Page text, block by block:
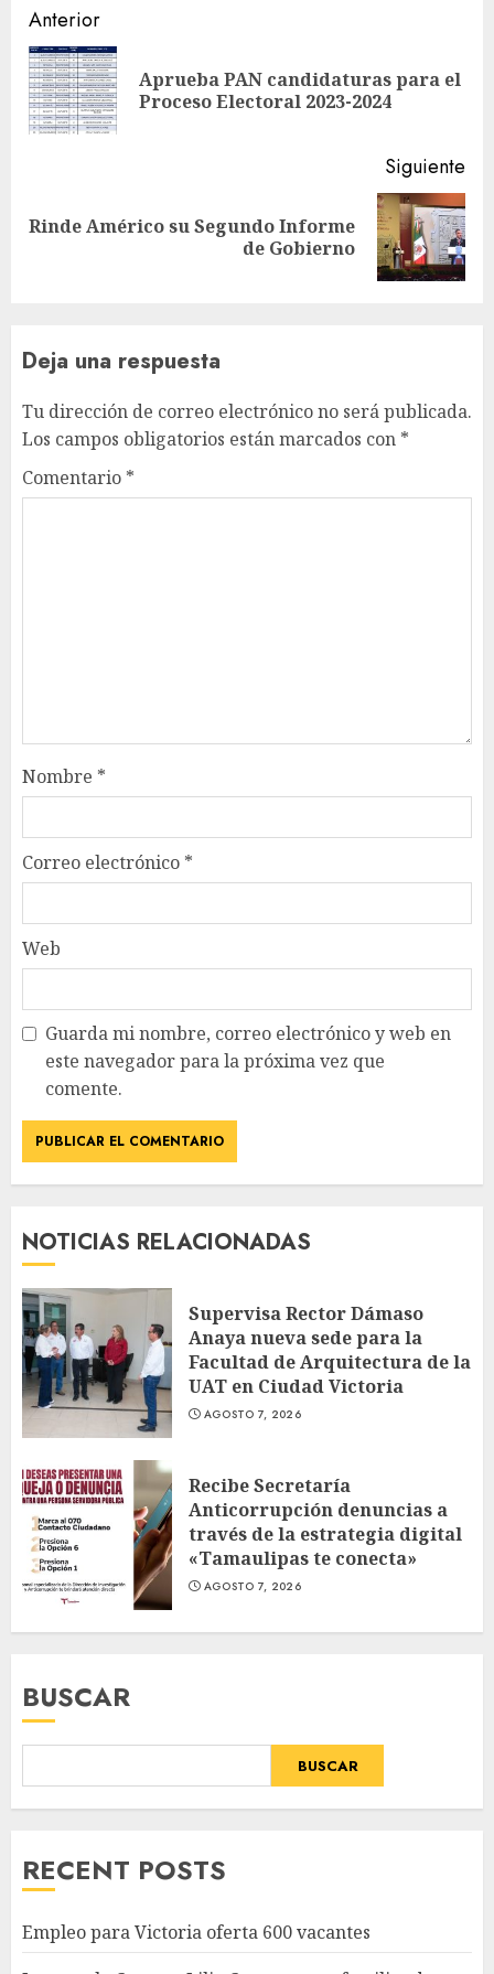
Sigue
leyendo
Anterior
Aprueba PAN candidaturas para el
Proceso Electoral 2023-2024
Siguiente
Siguiente
Rinde Américo su Segundo Informe
de Gobierno
Deja una respuesta
Tu dirección de correo electrónico no será publicada.
Los campos obligatorios están marcados con *
Comentario *
Nombre *
Correo electrónico *
Web
Guarda mi nombre, correo electrónico y web en
este navegador para la próxima vez que
comente.
NOTICIAS RELACIONADAS
Supervisa Rector Dámaso
Anaya nueva sede para la
Facultad de Arquitectura de la
UAT en Ciudad Victoria
AGOSTO 7, 2026
Recibe Secretaría
Anticorrupción denuncias a
través de la estrategia digital
«Tamaulipas te conecta»
AGOSTO 7, 2026
BUSCAR
BUSCAR
RECENT POSTS
Empleo para Victoria oferta 600 vacantes